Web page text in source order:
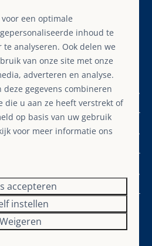
gesproken)
een optimale
inhoud te
analyseren. Ook delen we
van onze site met onze
adverteren en analyse.
gegevens combineren
die u aan ze heeft verstrekt of
op basis van uw gebruik
voor meer informatie ons
accepteren
instellen
Weigeren